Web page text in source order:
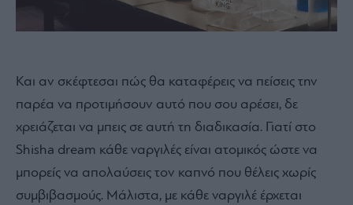
Και αν σκέφτεσαι πώς θα καταφέρεις να πείσεις την
παρέα να προτιμήσουν αυτό που σου αρέσει, δε
χρειάζεται να μπεις σε αυτή τη διαδικασία. Γιατί στο
Shisha dream κάθε ναργιλές είναι ατομικός ώστε να
μπορείς να απολαύσεις τον καπνό που θέλεις χωρίς
συμβιβασμούς. Μάλιστα, με κάθε ναργιλέ έρχεται